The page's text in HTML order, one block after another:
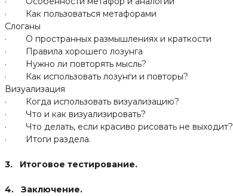
· Как пользоваться метафорами
Слоганы
· О пространных размышлениях и краткости
· Правила хорошего лозунга
· Нужно ли повторять мысль?
· Как использовать лозунги и повторы?
Визуализация
· Когда использовать визуализацию?
· Что и как визуализировать?
· Что делать, если красиво рисовать не выходит?
· Итоги раздела.
3. Итоговое тестирование.
4. Заключение.